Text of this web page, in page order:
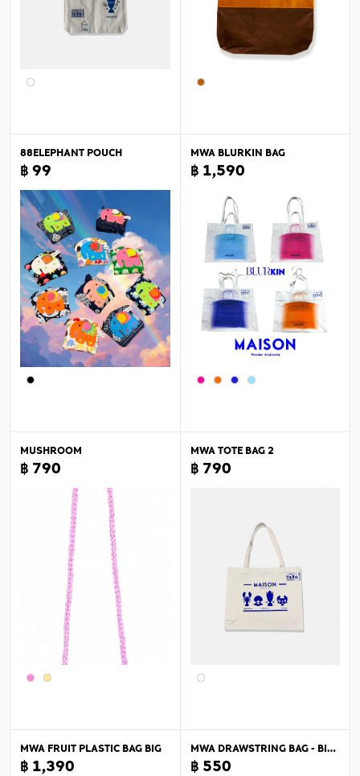
88ELEPHANT POUCH
฿ 99
MWA BLURKIN BAG
฿ 1,590
MUSHROOM
฿ 790
MWA TOTE BAG 2
฿ 790
MWA FRUIT PLASTIC BAG BIG
฿ 1,390
MWA DRAWSTRING BAG - BIG 4
฿ 550